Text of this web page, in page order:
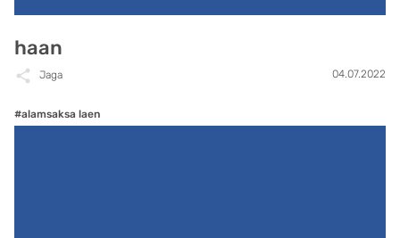
haan
Jaga 04.07.2022
#alamsaksa laen